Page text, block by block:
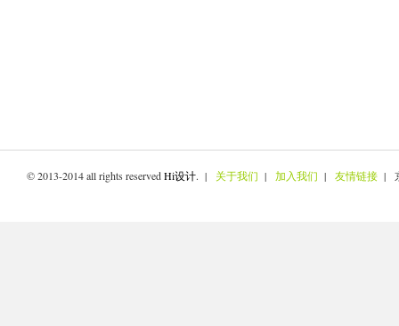
© 2013-2014 all rights reservedHi设计. | 关于我们 | 加入我们 | 友情链接 |